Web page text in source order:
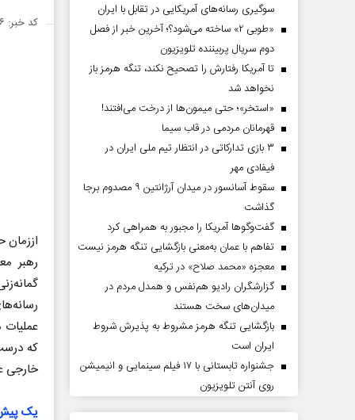
کد خبر: ۱۴۵۲۴۵۶
رهبر
که
خارجی
یک
سوگیری رسانه‌های آمریکایی در تقابل با ایران
«طوبی ۲» ساخته می‌شود؟؛ آخرین خبر از فصل
دوم سریال پربیننده تلویزیون
تا آمریکا رفتارش را تصحیح نکند، تنگه هرمز باز
نخواهد شد
«استخر»‌‌؛ حتی میمون‌ها از درخت می‌افتند!
قهرمانان مردمی در قاب سیما
۳ بازی تدارکاتی در انتظار تیم ملی ایران در
فیفادی مهر
سقوط آسانسور در میدان آرژانتین ۹ مصدوم برجا
گذاشت
گفت‌وگوها آمریکا را مجبور به همراهی کرد
تفاهم با عمان به‌معنی بازگشایی تنگه هرمز نیست
معجزه «محمد صلاح» در ترکیه
گزارشگران رادیو هم‌نفس و همدل مردم در
میدان‌های سخت هستند
بازگشایی تنگه هرمز مشروط به پذیرش شروط
ایران است
جشنواره تابستانی با ۱۷ فیلم سینمایی و انیمیشن
روی آنتن تلویزیون